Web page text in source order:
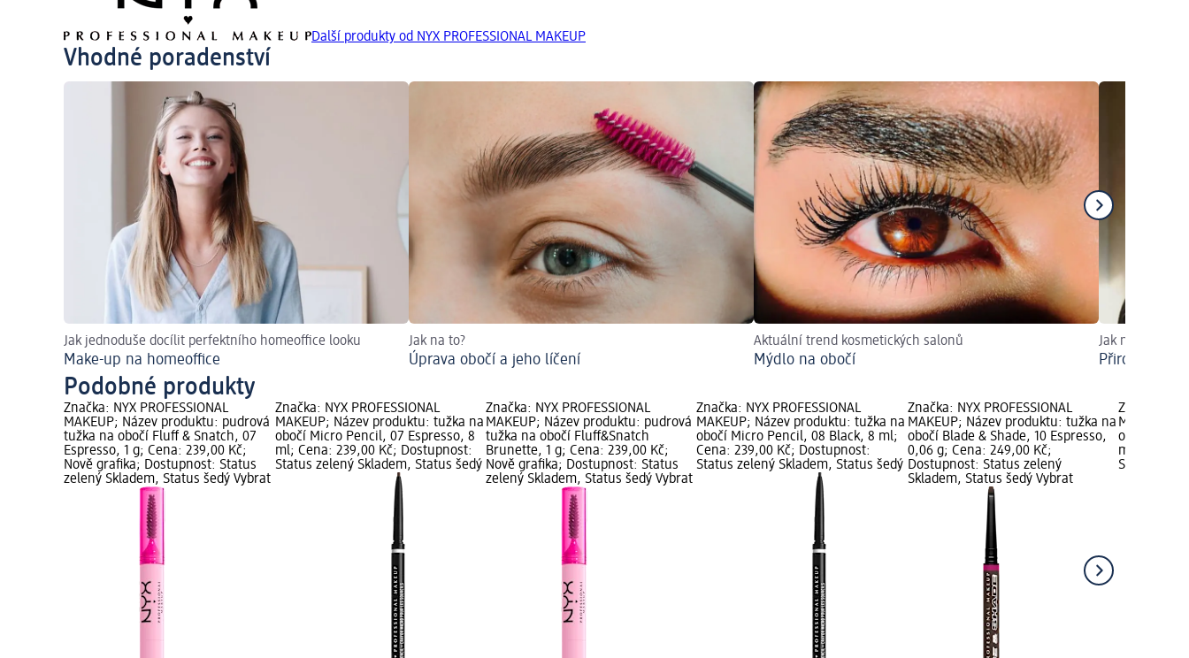
Další produkty od NYX PROFESSIONAL MAKEUP
Vhodné poradenství
Jak jednoduše docílit perfektního homeoffice looku
Make-up na homeoffice
Jak na to?
Úprava obočí a jeho líčení
Aktuální trend kosmetických salonů
Mýdlo na obočí
Jak na to?
Přirozeně
Podobné produkty
Značka: NYX PROFESSIONAL
MAKEUP; Název produktu: pudrová
tužka na obočí Fluff & Snatch, 07
Espresso, 1 g; Cena: 239,00 Kč;
Nově grafika; Dostupnost: Status
zelený Skladem, Status šedý Vybrat
Značka: NYX PROFESSIONAL
MAKEUP; Název produktu: tužka na
obočí Micro Pencil, 07 Espresso, 8
ml; Cena: 239,00 Kč; Dostupnost:
Status zelený Skladem, Status šedý
Značka: NYX PROFESSIONAL
MAKEUP; Název produktu: pudrová
tužka na obočí Fluff&Snatch
Brunette, 1 g; Cena: 239,00 Kč;
Nově grafika; Dostupnost: Status
zelený Skladem, Status šedý Vybrat
Značka: NYX PROFESSIONAL
MAKEUP; Název produktu: tužka na
obočí Micro Pencil, 08 Black, 8 ml;
Cena: 239,00 Kč; Dostupnost:
Status zelený Skladem, Status šedý
Značka: NYX PROFESSIONAL
MAKEUP; Název produktu: tužka na
obočí Blade & Shade, 10 Espresso,
0,06 g; Cena: 249,00 Kč;
Dostupnost: Status zelený
Skladem, Status šedý Vybrat
Značka:
MAKEUP;
obočí The
ml; Cena:
Status